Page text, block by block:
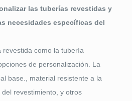
las tuberías revestidas y
necesidades específicas del
revestida como la tubería
de personalización. La
base., material resistente a la
revestimiento, y otros